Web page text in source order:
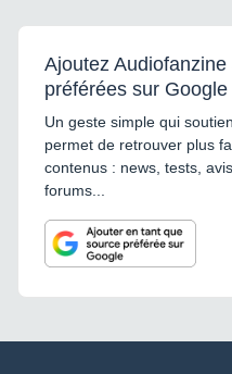
Ajoutez
préférées sur Google
Un geste simple qui
permet de retrouver plus
contenus : news, tests,
forums...